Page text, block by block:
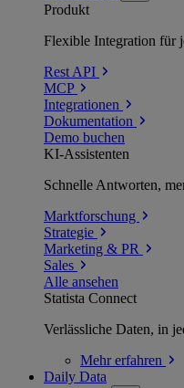
Produkt
Flexible Integration für
Rest API
MCP
Integrationen
Dokumentation
Demo buchen
KI-Assistenten
Schnelle Antworten,
Marktforschung
Strategie
Marketing & PR
Sales
Alle ansehen
Statista Connect
Verlässliche Daten, in
Mehrerfahren
Daily Data